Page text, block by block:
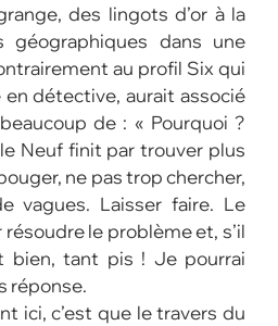
des lingots d’or à la
dans une
au profil Six qui
détective, aurait associé
de : « Pourquoi ?
Neuf finit par trouver plus
ne pas trop chercher,
vagues. Laisser faire. Le
le problème et, s’il
bien, tant pis ! Je pourrai
réponse.
ici, c’est que le travers du